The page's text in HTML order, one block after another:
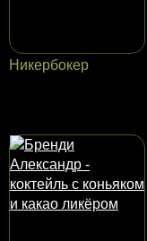
Никeрбокер